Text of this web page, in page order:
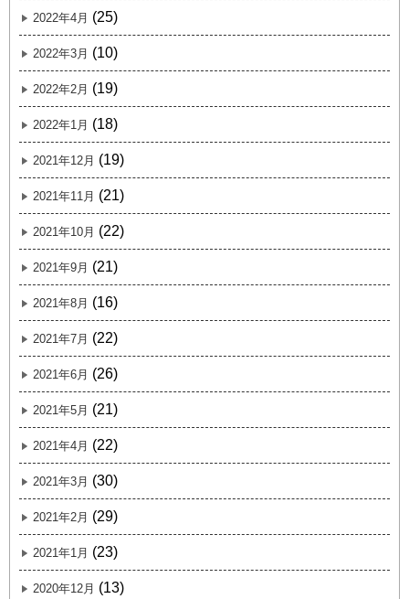
2022年4月 (25)
2022年3月 (10)
2022年2月 (19)
2022年1月 (18)
2021年12月 (19)
2021年11月 (21)
2021年10月 (22)
2021年9月 (21)
2021年8月 (16)
2021年7月 (22)
2021年6月 (26)
2021年5月 (21)
2021年4月 (22)
2021年3月 (30)
2021年2月 (29)
2021年1月 (23)
2020年12月 (13)